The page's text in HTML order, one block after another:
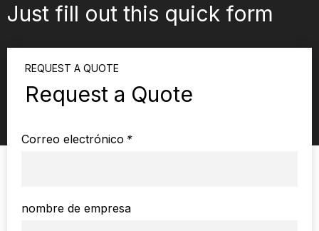
Just fill out this quick form
REQUEST A QUOTE
Request a Quote
*
Correo electrónico
nombre de empresa